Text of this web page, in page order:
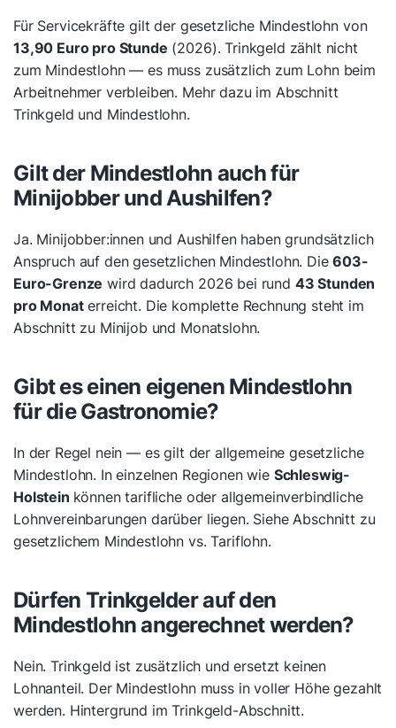
Für Servicekräfte gilt der gesetzliche Mindestlohn von
13,90 Euro pro Stunde (2026). Trinkgeld zählt nicht
zum Mindestlohn — es muss zusätzlich zum Lohn beim
Arbeitnehmer verbleiben. Mehr dazu im Abschnitt
Trinkgeld und Mindestlohn.
Gilt der Mindestlohn auch für
Minijobber und Aushilfen?
Ja. Minijobber:innen und Aushilfen haben grundsätzlich
Anspruch auf den gesetzlichen Mindestlohn. Die603-
Euro-Grenze wird dadurch 2026 bei rund 43 Stunden
pro Monaterreicht. Die komplette Rechnung steht im
Abschnitt zu Minijob und Monatslohn.
Gibt es einen eigenen Mindestlohn
für die Gastronomie?
In der Regel nein — es gilt der allgemeine gesetzliche
Mindestlohn. In einzelnen Regionen wie Schleswig-
Holstein können tarifliche oder allgemeinverbindliche
Lohnvereinbarungen darüber liegen. Siehe Abschnitt zu
gesetzlichem Mindestlohn vs. Tariflohn.
Dürfen Trinkgelder auf den
Mindestlohn angerechnet werden?
Nein. Trinkgeld ist zusätzlich und ersetzt keinen
Lohnanteil. Der Mindestlohn muss in voller Höhe gezahlt
werden. Hintergrund im Trinkgeld-Abschnitt.